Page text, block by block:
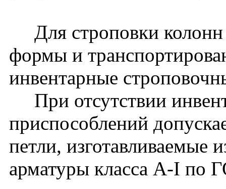
Для строповки колонн
формы и
инвентарные
При отсутствии
приспособлений
петли, изготавливаемые
арматуры класса A-I по